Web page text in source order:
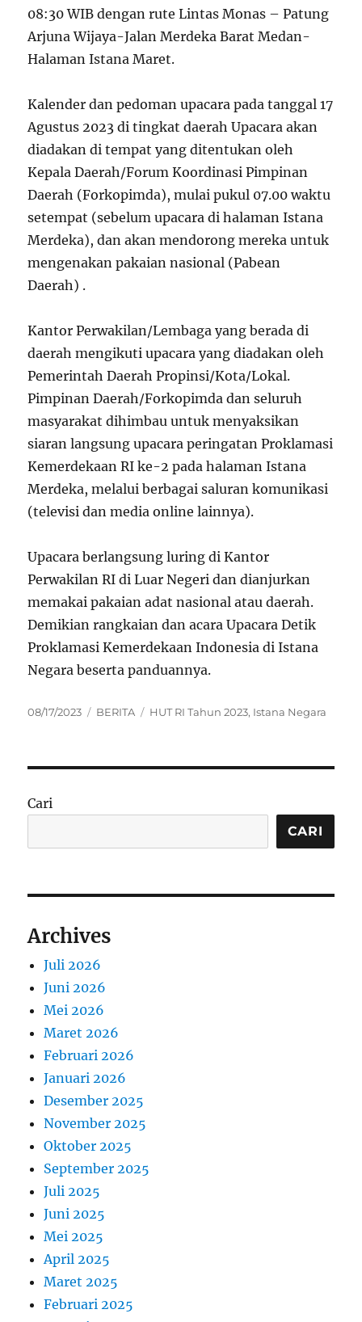
08:30 WIB dengan rute Lintas Monas – Patung
Arjuna Wijaya-Jalan Merdeka Barat Medan-
Halaman Istana Maret.
Kalender dan pedoman upacara pada tanggal 17
Agustus 2023 di tingkat daerah Upacara akan
diadakan di tempat yang ditentukan oleh
Kepala Daerah/Forum Koordinasi Pimpinan
Daerah (Forkopimda), mulai pukul 07.00 waktu
setempat (sebelum upacara di halaman Istana
Merdeka), dan akan mendorong mereka untuk
mengenakan pakaian nasional (Pabean
Daerah) .
Kantor Perwakilan/Lembaga yang berada di
daerah mengikuti upacara yang diadakan oleh
Pemerintah Daerah Propinsi/Kota/Lokal.
Pimpinan Daerah/Forkopimda dan seluruh
masyarakat dihimbau untuk menyaksikan
siaran langsung upacara peringatan Proklamasi
Kemerdekaan RI ke-2 pada halaman Istana
Merdeka, melalui berbagai saluran komunikasi
(televisi dan media online lainnya).
Upacara berlangsung luring di Kantor
Perwakilan RI di Luar Negeri dan dianjurkan
memakai pakaian adat nasional atau daerah.
Demikian rangkaian dan acara Upacara Detik
Proklamasi Kemerdekaan Indonesia di Istana
Negara beserta panduannya.
Posted
08/17/2023 Categories
BERITA Tags
HUT RI Tahun 2023, Istana Negara
Cari
CARI
Archives
Juli 2026
Juni 2026
Mei 2026
Maret 2026
Februari 2026
Januari 2026
Desember 2025
November 2025
Oktober 2025
September 2025
Juli 2025
Juni 2025
Mei 2025
April 2025
Maret 2025
Februari 2025